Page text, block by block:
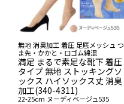
無地 消臭加工 着圧 足底メッシュ つ
ま先・かかと・口ゴム綿混
満足 まるで素足な靴下 着圧
タイプ 無地 ストッキングソ
ックス ハイソックス丈 消臭
加工(340-4311)
22-25cm ヌーディベージュ535